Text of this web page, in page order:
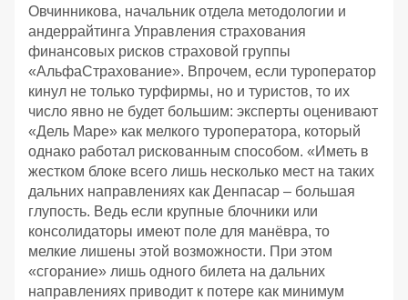
Овчинникова, начальник отдела методологии и
андеррайтинга Управления страхования
финансовых рисков страховой группы
«АльфаСтрахование». Впрочем, если туроператор
кинул не только турфирмы, но и туристов, то их
число явно не будет большим: эксперты оценивают
«Дель Маре» как мелкого туроператора, который
однако работал рискованным способом. «Иметь в
жестком блоке всего лишь несколько мест на таких
дальних направлениях как Денпасар – большая
глупость. Ведь если крупные блочники или
консолидаторы имеют поле для манёвра, то
мелкие лишены этой возможности. При этом
«сгорание» лишь одного билета на дальних
направлениях приводит к потере как минимум